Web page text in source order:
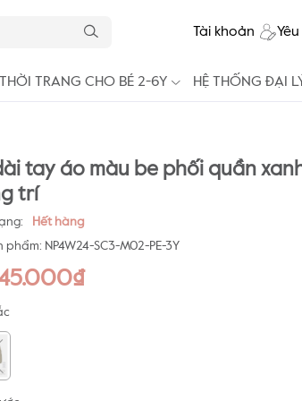
Tài khoản
THỜI TRANG CHO BÉ 2-6Y HỆ THỐNG ĐẠI
tay áo màu be phối quần
trí
Hết hàng
phẩm: NP4W24-SC3-M02-PE-3Y